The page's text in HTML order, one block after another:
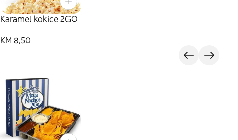
Karamel kokice 2GO
KM 8,50